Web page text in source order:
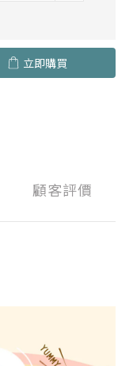
立即購買
顧客評價